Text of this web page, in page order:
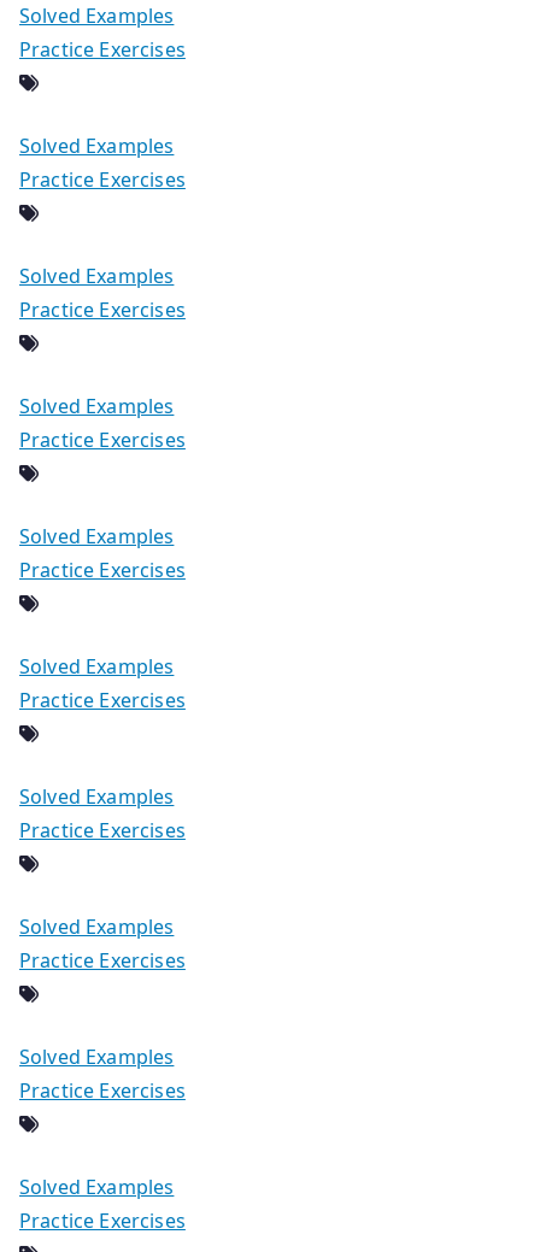
Solved Examples
Practice Exercises
Solved Examples
Practice Exercises
Solved Examples
Practice Exercises
Solved Examples
Practice Exercises
Solved Examples
Practice Exercises
Solved Examples
Practice Exercises
Solved Examples
Practice Exercises
Solved Examples
Practice Exercises
Solved Examples
Practice Exercises
Solved Examples
Practice Exercises